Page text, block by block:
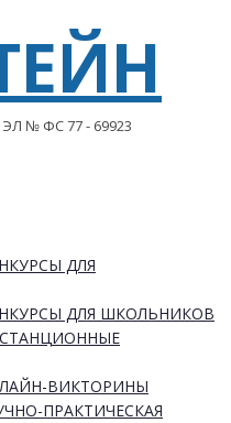
№ ФС 77 - 69923
ДЛЯ
ДЛЯ ШКОЛЬНИКОВ
ВИКТОРИНЫ
ПРАКТИЧЕСКАЯ